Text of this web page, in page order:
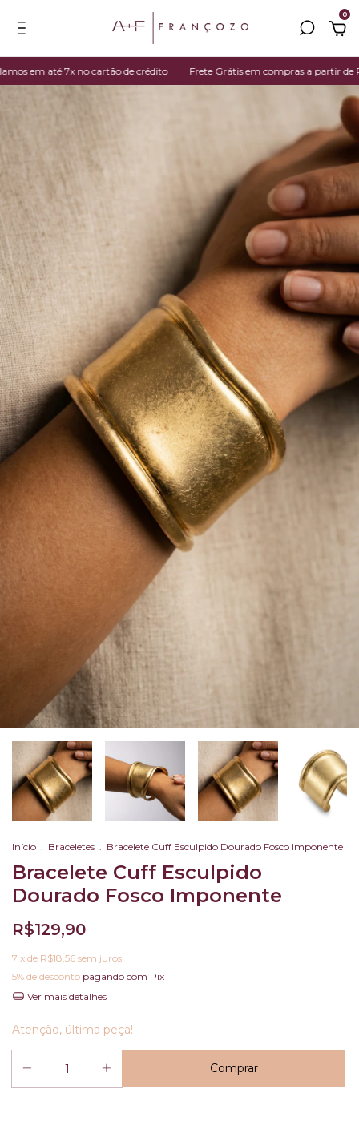
0
em até 7x no cartão de crédito Frete Grátis em compras a partir de R$
Início Braceletes Bracelete Cuff Esculpido Dourado Fosco Imponente
Bracelete Cuff Esculpido
Dourado Fosco Imponente
R$129,90
7 x de R$18,56 sem juros
5% de desconto pagando com Pix
Ver mais detalhes
Atenção, última peça!